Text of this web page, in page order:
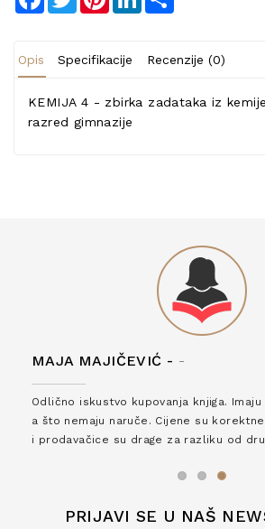
Opis Specifikacije Recenzije (0)
KEMIJA 4 - zbirka zadataka iz
razred gimnazije
MAJA MAJIČEVIĆ - -
Odlično iskustvo kupovanja knjiga.
a što nemaju naruče. Cijene su
i prodavačice su drage za razliku od
PRIJAVI SE U NAŠ